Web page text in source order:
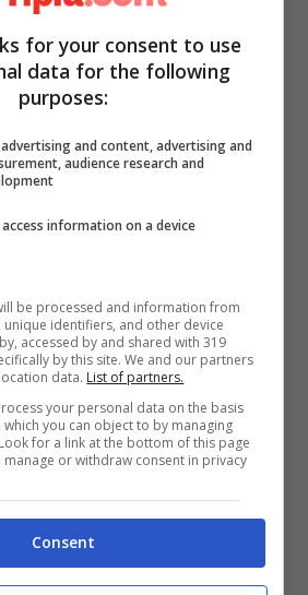
ulteriori dettagli di
for your consent to use
data for the following
purposes:
and content, advertising and
audience research and
information on a device
be processed and information from
identifiers, and other device
accessed by and shared with 319
by this site. We and our partners
data. List of partners.
your personal data on the basis
you can object to by managing
for a link at the bottom of this page
or withdraw consent in privacy
Consent